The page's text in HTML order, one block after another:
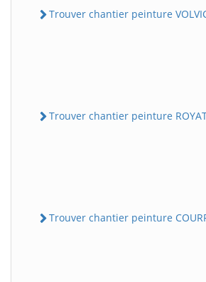
Trouver chantier peinture
Trouver chantier peinture
Trouver chantier peinture